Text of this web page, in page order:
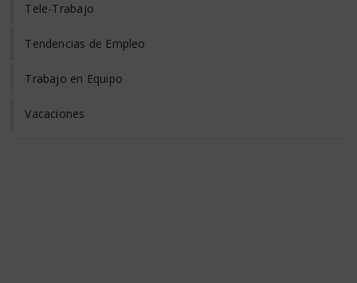
Tele-Trabajo
Tendencias de Empleo
Trabajo en Equipo
Vacaciones